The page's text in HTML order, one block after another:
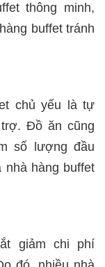
thông minh,
buffet tránh
chủ yếu là tự
Đồ ăn cũng
số lượng đầu
nhà hàng buffet
giảm chi phí